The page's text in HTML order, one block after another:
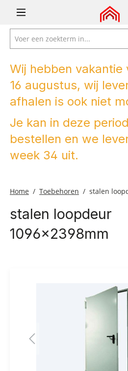
Ga naar de
Wij hebben vakantie
16 augustus, wij
afhalen is ook niet
Je kan in deze
bestellen en we
week 34 uit.
Home Toebehoren stalen
stalen loopdeur
1096x2398mm